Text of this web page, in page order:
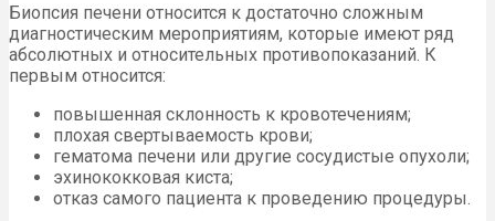
Биопсия печени относится к достаточно сложным
диагностическим мероприятиям, которые имеют ряд
абсолютных и относительных противопоказаний. К
первым относится:
повышенная склонность к кровотечениям;
плохая свертываемость крови;
гематома печени или другие сосудистые опухоли;
эхинококковая киста;
отказ самого пациента к проведению процедуры.